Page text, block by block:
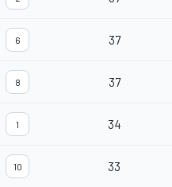
6 37
8 37
1 34
10 33